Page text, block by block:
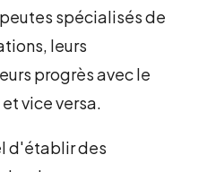
spécialisés de
leurs
progrès avec le
vice versa.
d'établir des